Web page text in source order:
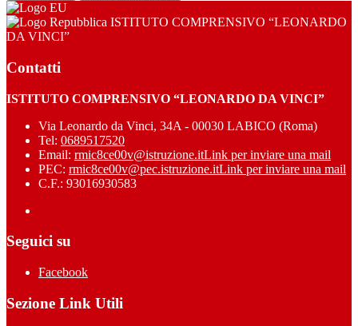
ISTITUTO COMPRENSIVO “LEONARDO
DA VINCI”
Contatti
ISTITUTO COMPRENSIVO “LEONARDO DA VINCI”
Via Leonardo da Vinci, 34A - 00030 LABICO (Roma)
Tel: 0689517520
Email: rmic8ce00v@istruzione.itLink per inviare una mail
PEC: rmic8ce00v@pec.istruzione.itLink per inviare una mail
C.F.: 93016930583
Seguici su
Facebook
Sezione Link Utili